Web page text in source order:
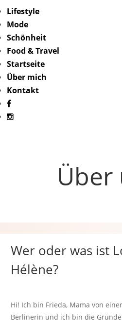
Lifestyle
Mode
Schönheit
Food & Travel
Startseite
Über mich
Kontakt
Über
Wer oder was ist
Hélène?
Hi! Ich bin Frieda, Mama von
Berlinerin und ich bin die